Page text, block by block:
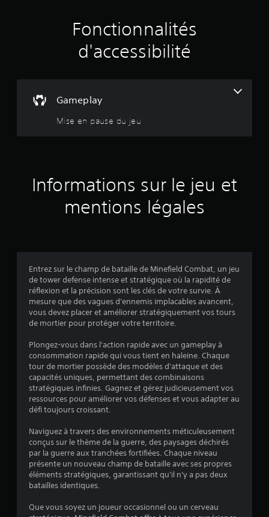
:
.
é
t
o
l
s
u
r
Fonctionnalités
d'accessibilité
Gameplay
Mise en pause du jeu
Informations sur le jeu et
mentions légales
Entrez sur le champ de bataille de Minefield Combat, un jeu
de tower defense intense et stratégique où la rapidité de
réflexion et la précision sont les clés de votre survie. À
mesure que des vagues d'ennemis implacables avancent,
vous devez placer et améliorer stratégiquement vos tours
de mortier pour protéger votre territoire.
Plongez-vous dans l'action rapide avec un gameplay à
consommation rapide qui vous tient en haleine. Chaque
tour de mortier possède des modèles d'attaque et des
capacités uniques, permettant des combinaisons
stratégiques infinies. Gagnez et gérez judicieusement vos
ressources pour améliorer vos défenses et vous adapter au
défi toujours croissant.
Naviguez à travers des environnements méticuleusement
conçus sur le thème de la guerre, des paysages déchirés
par la guerre aux tranchées fortifiées. Chaque niveau
présente un nouveau champ de bataille avec ses propres
éléments stratégiques, garantissant qu'il n'y a pas deux
batailles identiques.
Que vous soyez un joueur occasionnel ou un cerveau